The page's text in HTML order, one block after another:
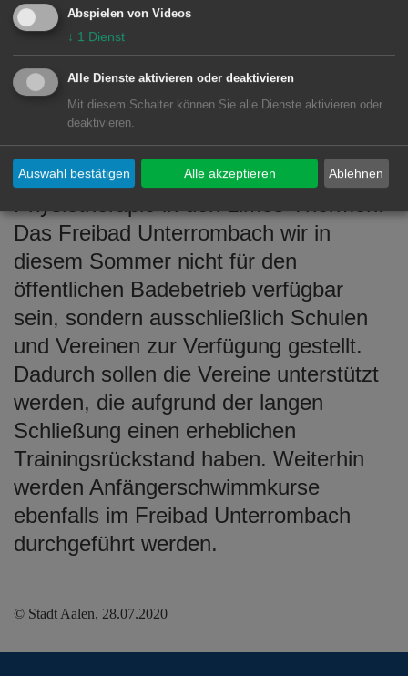
Für die beiden geschlossenen Bäder,
das Aalener Hallenbad sowie die
Limes-Thermen Aalen, wurden
Öffnungstermine festgelegt. So sollen
beide Bäder Mitte September wieder
öffnen. Dies betrifft auch die
Das Freibad Unterrombach wir in
diesem Sommer nicht für den
öffentlichen Badebetrieb verfügbar
sein, sondern ausschließlich Schulen
und Vereinen zur Verfügung gestellt.
Dadurch sollen die Vereine unterstützt
werden, die aufgrund der langen
Schließung einen erheblichen
Trainingsrückstand haben. Weiterhin
werden Anfängerschwimmkurse
ebenfalls im Freibad Unterrombach
durchgeführt werden.
© Stadt Aalen, 28.07.2020
Abspielen von Videos
↓ 1 Dienst
Alle Dienste aktivieren oder deaktivieren
Mit diesem Schalter können Sie alle Dienste aktivieren oder
deaktivieren.
Ablehnen
Auswahl bestätigen Alle akzeptieren